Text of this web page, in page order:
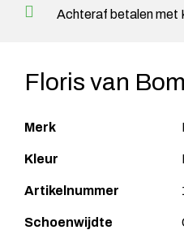
Achteraf betalen met
Floris van
Merk
Kleur
Artikelnummer
Schoenwijdte